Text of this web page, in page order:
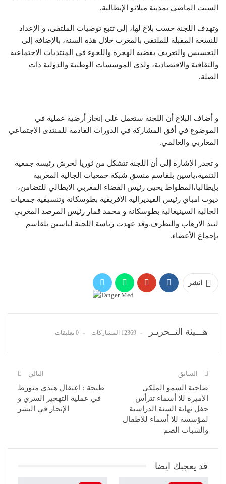
السبت الماضي بمدينة ميلانو الإيطالية.
وتهدف اللجنة حسب بلاغ لها، إلى تتبع توصيات الملتقى، و الإعداد
للنسخة المقبلة للملتقى بالمغرب خلال هذه السنة، بالإضافة إلى
التحسيس والتعريف بقضية الهجرة واللجوء في المنتديات الاجتماعية
والثقافية والاقتصادية، ولدى المؤسسات الوطنية والدولية ذات
الصلة.
و أضاف البلاغ أن اللجنة ستعمل على إنجاز أرضية عملية في
الموضوع في أفق المشاركة في الدورات القادمة للمنتدى الاجتماعي
المغاربي والعالمي.
و تجدر الإشارة إلى أن اللجنة تتشكل من ثوريا لحرش رئيسة جمعية
التنمية،ياسين بلقاسم منسق شبكة جمعيات الجالية المغربية
بإيطاليا،المطواط يحيى رئيس الفضاء المغربي الايطالي للتضامن،
ديوب امباي رئيس الفيديرالية الافريقية بطوسكانة وتنسيقية جمعيات
الجالية السينيغالية بطوسكانة و محمد قمار رئيس المرصد المغربي
لنبذ الارهاب والتطرف.وقد عهدت رئاسة اللجنة لياسين بلقاسم
بإجماع الأعضاء.
انشر
هـــيئة التــحريـر 12369 المشاركات 0 تعليقات
السابق
صاحبة السمو الملكي
الأميرة للا أسماء تترأس
حفل نهاية السنة الدراسية
لمؤسسة للا أسماء للأطفال
والشباب الصم
التالي
طنجة : اعتقال هندي متورط
في عملية التهجير السري و
الإتجار في البشر
قد يعجبك ايضا